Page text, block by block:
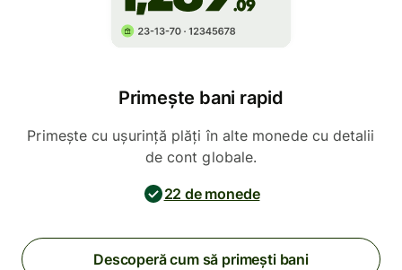
Primește bani rapid
Primește cu ușurință plăți în alte monede cu detalii
de cont globale.
22 de monede
Descoperă cum să primești bani